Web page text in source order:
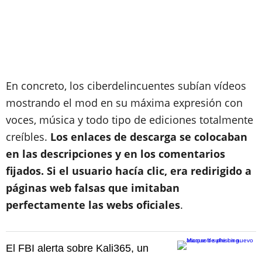
En concreto, los ciberdelincuentes subían vídeos
mostrando el mod en su máxima expresión con
voces, música y todo tipo de ediciones totalmente
creíbles. Los enlaces de descarga se colocaban
en las descripciones y en los comentarios
fijados. Si el usuario hacía clic, era redirigido a
páginas web falsas que imitaban
perfectamente las webs oficiales.
El FBI alerta sobre Kali365, un